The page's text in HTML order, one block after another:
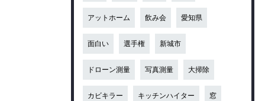
アットホーム 飲み会 愛知県
面白い 選手権 新城市
ドローン測量 写真測量 大掃除
カビキラー キッチンハイター 窓